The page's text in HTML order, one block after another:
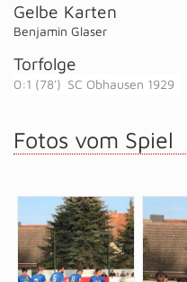
Gelbe Karten
Benjamin Glaser
Torfolge
0:1 (78') SC Obhausen 1929
Fotos vom Spiel